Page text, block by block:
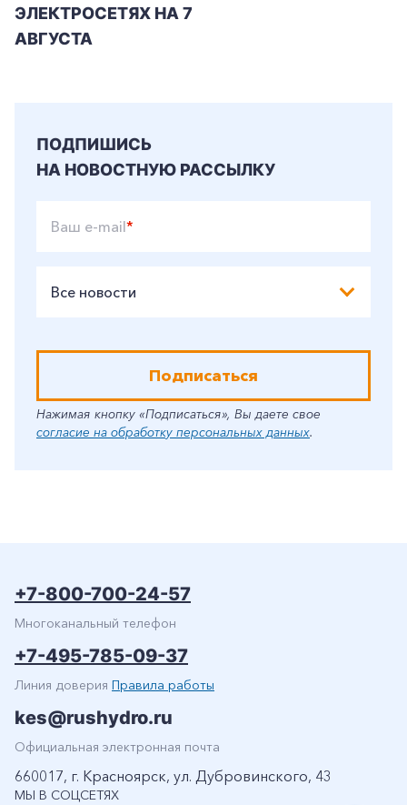
ЭЛЕКТРОСЕТЯХ НА 7
АВГУСТА
ПОДПИШИСЬ
НА НОВОСТНУЮ РАССЫЛКУ
Ваш e-mail*
Все новости
Подписаться
Нажимая кнопку «Подписаться», Вы даете свое
согласие на обработку персональных данных.
МЫ В СОЦСЕТЯХ
+7-800-700-24-57
Многоканальный телефон
+7-495-785-09-37
Линия доверия Правила работы
kes@rushydro.ru
Официальная электронная почта
660017, г. Красноярск, ул. Дубровинского, 43